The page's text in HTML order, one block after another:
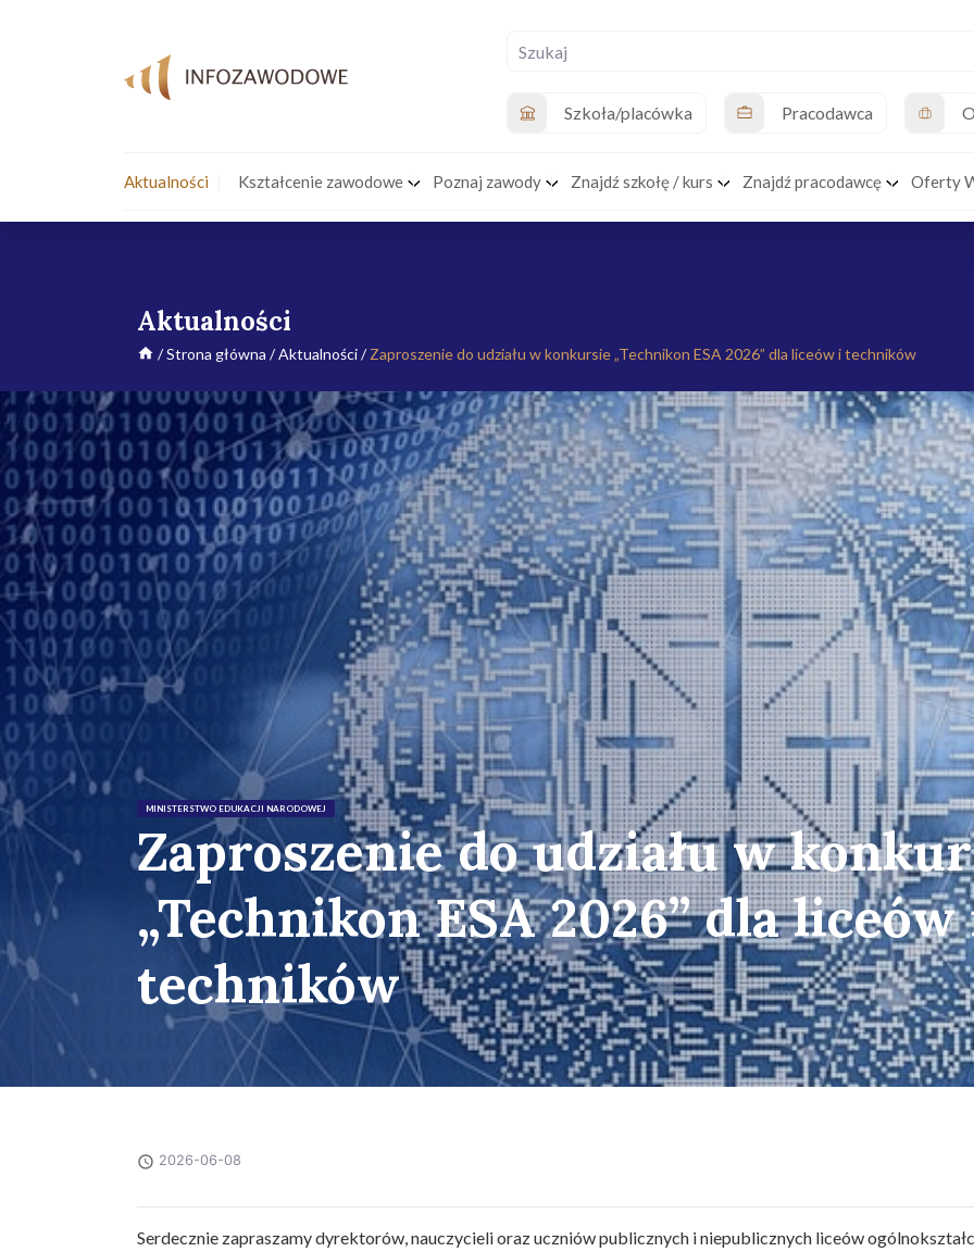
Szkoła/placówka Pracodawca
Aktualności Kształcenie zawodowe Poznaj zawody Znajdź szkołę / kurs Znajdź pracodawcę Oferty
Aktualności
/Strona główna /Aktualności/Zaproszenie do udziału w konkursie „Technikon ESA 2026” dla liceów i techników
MINISTERSTWO EDUKACJI NARODOWEJ
Zaproszenie do udziału w
„Technikon ESA 2026” dla liceów
techników
2026-06-08
Serdecznie zapraszamy dyrektorów, nauczycieli oraz uczniów publicznych i niepublicznych liceów